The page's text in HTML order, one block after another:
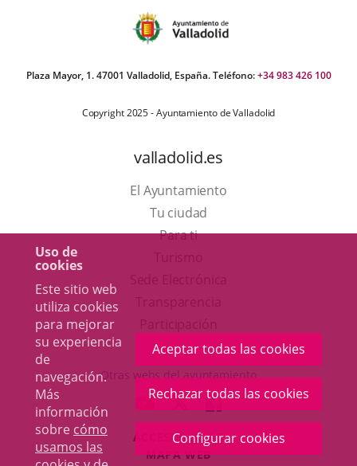
Uso de
cookies
Este sitio web
utiliza cookies
para mejorar
su experiencia
de
navegación.
Más
información
sobre cómo
usamos las
Aceptar todas las cookies
Rechazar todas las cookies
Configurar cookies
Plaza Mayor, 1. 47001 Valladolid, España. Teléfono:+34 983 426 100
Copyright 2025 - Ayuntamiento de Valladolid
valladolid.es
El Ayuntamiento
Tu ciudad
Para ti
en
una
ventana
nueva.
aplicación
externa.
Otras webs del ayuntamiento
ENLACE
A
UNA
APLICACIÓN
ENLACE
A
UNA
APLICACIÓN
ENLACE
A
UNA
ACCESIBILIDAD
MAPA WEB